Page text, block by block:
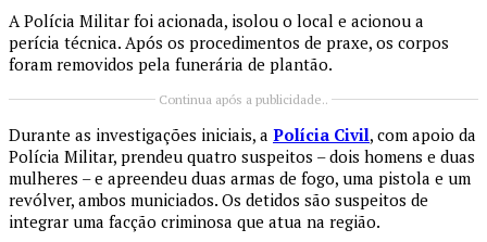
A Polícia Militar foi acionada, isolou o local e acionou a
perícia técnica. Após os procedimentos de praxe, os corpos
foram removidos pela funerária de plantão.
Continua após a publicidade..
Durante as investigações iniciais, a Polícia Civil, com apoio da
Polícia Militar, prendeu quatro suspeitos – dois homens e duas
mulheres – e apreendeu duas armas de fogo, uma pistola e um
revólver, ambos municiados. Os detidos são suspeitos de
integrar uma facção criminosa que atua na região.